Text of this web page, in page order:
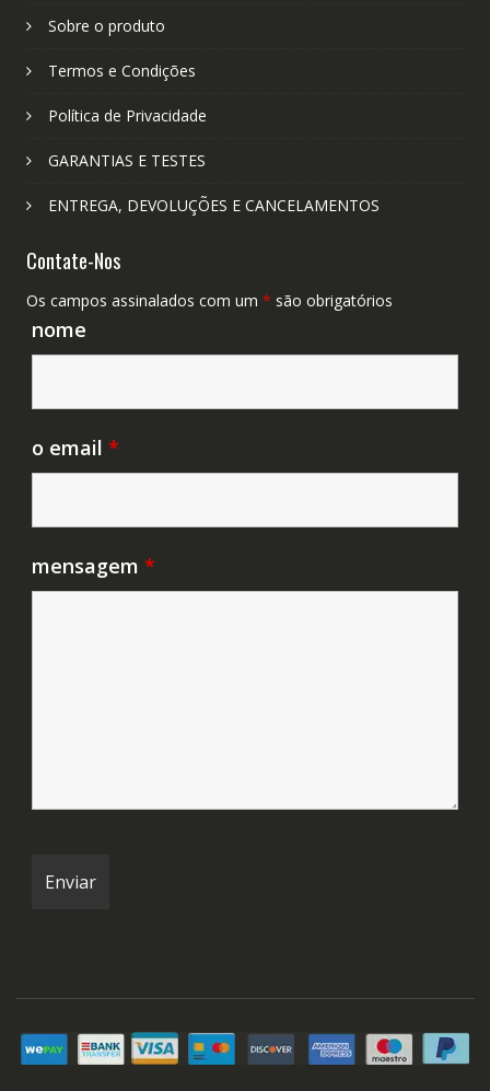
Sobre o produto
Termos e Condições
Política de Privacidade
GARANTIAS E TESTES
ENTREGA, DEVOLUÇÕES E CANCELAMENTOS
Contate-Nos
Os campos assinalados com um * são obrigatórios
nome
o email *
mensagem *